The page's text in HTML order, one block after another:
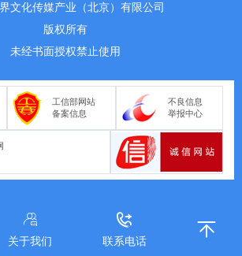
文化传媒产业（北京）有限公司
版权所有
未经书面授权禁止使用
工信部网站
备案信息
不良信息
举报中心
关于我们 联系电话